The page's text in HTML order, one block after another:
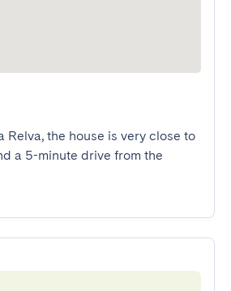
Relva, the house is very close to
a 5-minute drive from the